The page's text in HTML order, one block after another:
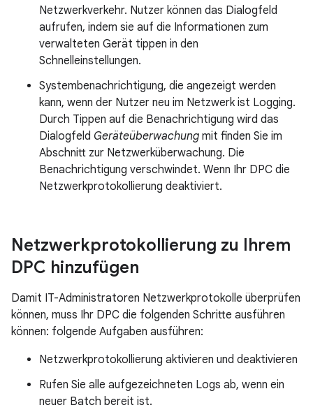
Netzwerkverkehr. Nutzer können das Dialogfeld
aufrufen, indem sie auf die Informationen zum
verwalteten Gerät tippen in den
Schnelleinstellungen.
Systembenachrichtigung, die angezeigt werden
kann, wenn der Nutzer neu im Netzwerk ist Logging.
Durch Tippen auf die Benachrichtigung wird das
Dialogfeld Geräteüberwachung mit finden Sie im
Abschnitt zur Netzwerküberwachung. Die
Benachrichtigung verschwindet. Wenn Ihr DPC die
Netzwerkprotokollierung deaktiviert.
Netzwerkprotokollierung zu Ihrem
DPC hinzufügen
Damit IT-Administratoren Netzwerkprotokolle überprüfen
können, muss Ihr DPC die folgenden Schritte ausführen
können: folgende Aufgaben ausführen:
Netzwerkprotokollierung aktivieren und deaktivieren
Rufen Sie alle aufgezeichneten Logs ab, wenn ein
neuer Batch bereit ist.